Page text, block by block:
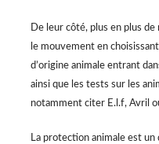
De leur côté, plus en plus
le mouvement en
d’origine animale entrant
ainsi que les tests sur les
notamment citer E.l.f, Avril
La protection animale est